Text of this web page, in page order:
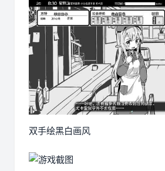
双手绘黑白画风